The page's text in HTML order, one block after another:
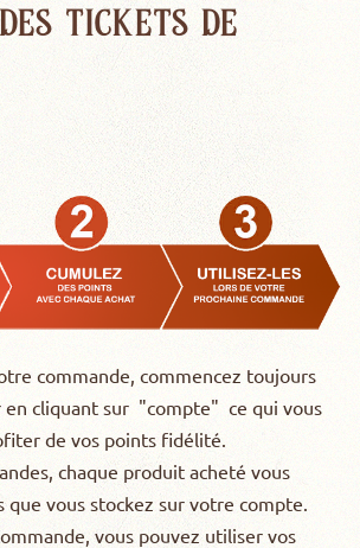
tickets de
commande, commencez toujours
en cliquant sur "compte" ce qui vous
de vos points fidélité.
chaque produit acheté vous
que vous stockez sur votre compte.
vous pouvez utiliser vos